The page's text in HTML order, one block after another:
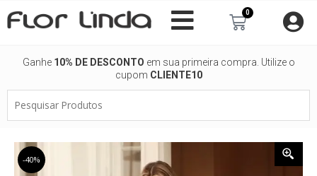
para
0
Carrinho
Ganhe 10% DE DESCONTO em sua primeira compra. Utilize o
cupom CLIENTE10
Produtos
-40%